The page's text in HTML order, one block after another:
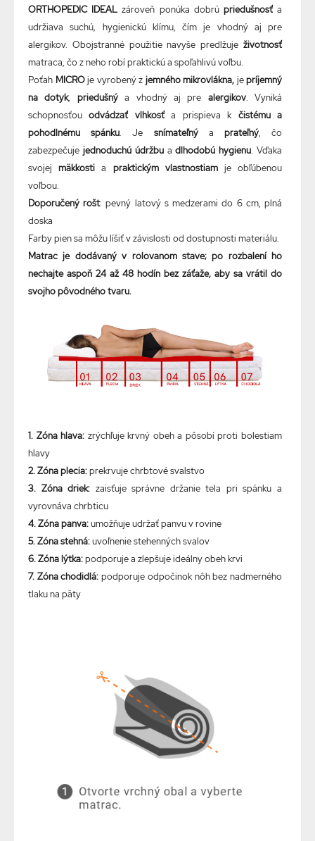
ORTHOPEDIC IDEAL zároveň ponúka dobrú priedušnosťa
udržiava suchú, hygienickú klímu, čím je vhodný aj pre
alergikov. Obojstranné použitie navyše predlžuje životnosť
matraca, čo z neho robí praktickú a spoľahlivú voľbu.
Poťah MICROje vyrobený z jemného mikrovlákna, jepríjemný
na dotyk, priedušnýa vhodný aj pre alergikov. Vyniká
schopnosťouodvádzať vlhkosťa prispieva k čistému a
pohodlnému spánku. Je snímateľnýa prateľný, čo
zabezpečuje jednoduchú údržbuadlhodobú hygienu. Vďaka
svojejmäkkosti a praktickým vlastnostiamje obľúbenou
voľbou.
Doporučený rošt: pevný latový s medzerami do 6 cm, plná
doska
Farbypiensa môžulíšiťvzávislosti od dostupnosti materiálu.
Matrac je dodávaný v rolovanom stave; po rozbalení ho
nechajte aspoň 24 až 48 hodín bez záťaže, aby sa vrátil do
svojho pôvodného tvaru.
1. Zóna hlava: zrýchľuje krvný obeh a pôsobí proti bolestiam
hlavy
2. Zóna plecia:prekrvuje chrbtové svalstvo
3. Zóna driek: zaisťuje správne držanie tela pri spánku a
vyrovnáva chrbticu
4. Zóna panva:umožňuje udržať panvu v rovine
5. Zóna stehná:uvoľnenie stehenných svalov
6. Zóna lýtka:podporuje a zlepšuje ideálny obeh krvi
7. Zóna chodidlá: podporuje odpočinok nôh bez nadmerného
tlaku na päty